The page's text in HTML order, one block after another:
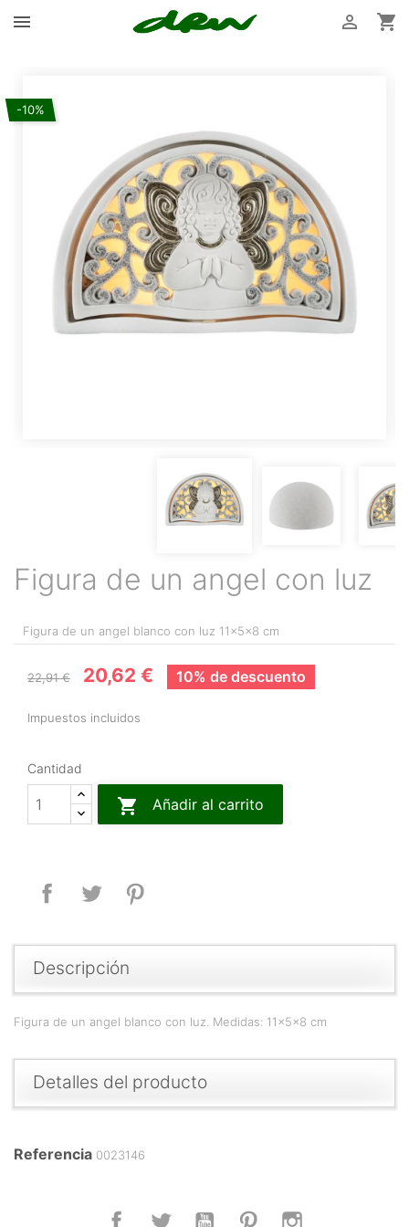
 

-10%
Figura de un angel con luz
Figura de un angel blanco con luz 11x5x8 cm
22,91 € 20,62 € 10% de descuento
Impuestos incluidos
Cantidad
 Añadir al carrito
CompartirTuitear
Descripción
Figura de un angel blanco con luz. Medidas: 11x5x8 cm
Detalles del producto
Referencia 0023146
FacebookTwitter YouTube Pinterest